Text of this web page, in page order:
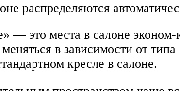
распределяются
— это места в салоне эконом-
в зависимости от
кресле в салоне.